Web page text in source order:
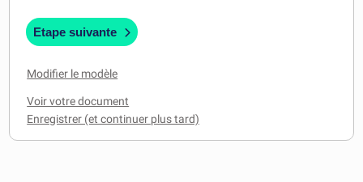
Etape suivante
Modifier le modèle
Voir votre document